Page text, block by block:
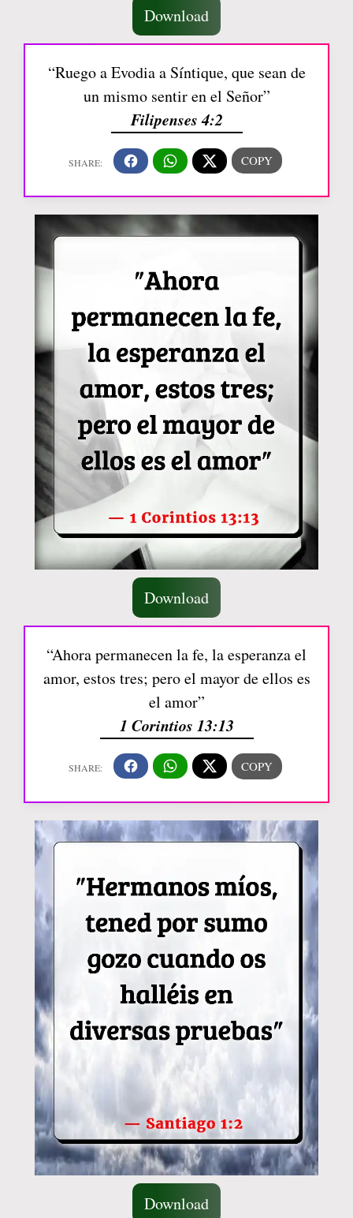
Download
“Ruego a Evodia a Síntique, que sean de
un mismo sentir en el Señor”
Filipenses 4:2
Download
“Ahora permanecen la fe, la esperanza el
amor, estos tres; pero el mayor de ellos es
el amor”
1 Corintios 13:13
Download